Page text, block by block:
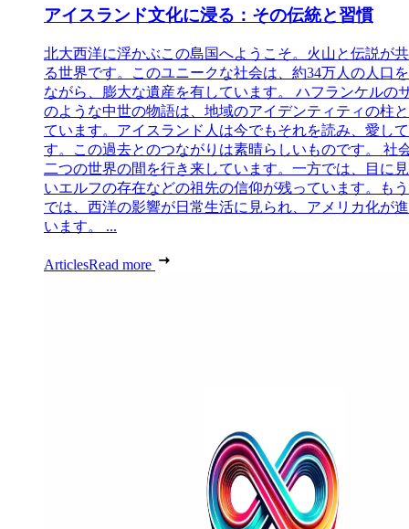
アイスランド文化に浸る：その伝統と習慣
北大西洋に浮かぶこの島国へようこそ。火山と伝説が
る世界です。このユニークな社会は、約34万人の人口
ながら、膨大な遺産を有しています。 ハフランケルの
のような中世の物語は、地域のアイデンティティの柱
ています。アイスランド人は今でもそれを読み、愛し
す。この過去とのつながりは素晴らしいものです。 社
二つの世界の間を行き来しています。一方では、目に
いエルフの存在などの祖先の信仰が残っています。も
では、西洋の影響が日常生活に見られ、アメリカ化が
います。 ...
ArticlesRead more